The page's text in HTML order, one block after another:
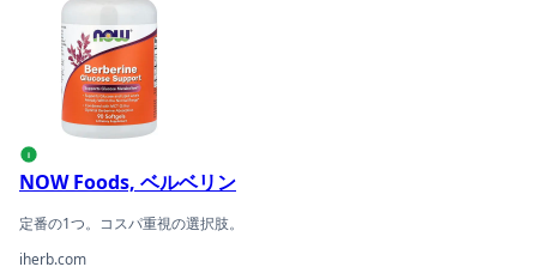
i
NOW Foods, ベルベリン
定番の1つ。コスパ重視の選択肢。
iherb.com